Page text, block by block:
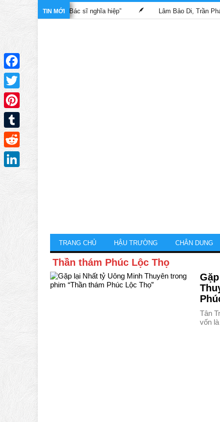
TIN MỚI
trong phim “Bác sĩ nghĩa hiệp” Lâm Bảo Di, Trần Pháp Dung
TRANG CHỦ HẬU TRƯỜNG CHÂN DUNG
Thần thám Phúc Lộc Thọ
Tân
vốn
Facebook
Twitter
Pinterest
Tumblr
Reddit